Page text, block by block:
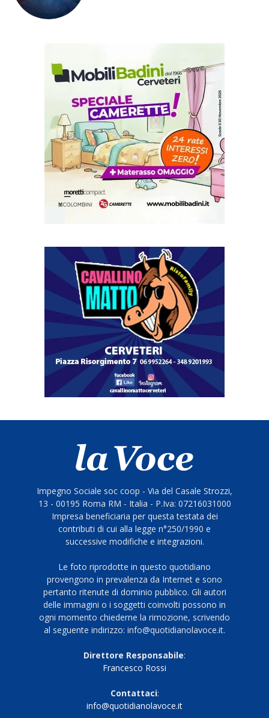
Impegno Sociale soc coop - Via del Casale Strozzi,
13 - 00195 Roma RM - Italia - P.Iva: 07216031000
Impresa beneficiaria per questa testata dei
contributi di cui alla legge n°250/1990 e
successive modifiche e integrazioni.
Le foto riprodotte in questo quotidiano
provengono in prevalenza da Internet e sono
pertanto ritenute di dominio pubblico. Gli autori
delle immagini o i soggetti coinvolti possono in
ogni momento chiederne la rimozione, scrivendo
al seguente indirizzo: info@quotidianolavoce.it.
Direttore Responsabile:
Francesco Rossi
Contattaci:
info@quotidianolavoce.it